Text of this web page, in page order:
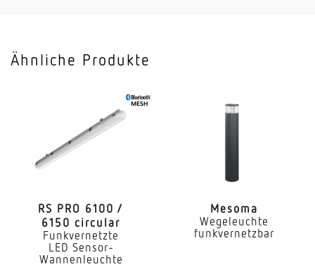
Master/Master Master/Slave
Sendereichweite
Vernetzung via
Slavebetrieb einstellbar
Ähnliche Produkte
RS PRO 6100 /
6150 circular
Funkvernetzte
LED Sensor-
Wannenleuchte
Mesoma
Wegeleuchte
funkvernetzbar